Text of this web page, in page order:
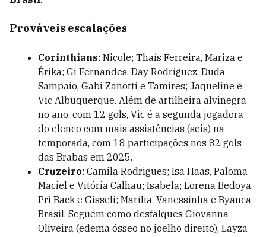
Prováveis escalações
Corinthians: Nicole; Thaís Ferreira, Mariza e
Érika; Gi Fernandes, Day Rodríguez, Duda
Sampaio, Gabi Zanotti e Tamires; Jaqueline e
Vic Albuquerque. Além de artilheira alvinegra
no ano, com 12 gols, Vic é a segunda jogadora
do elenco com mais assistências (seis) na
temporada, com 18 participações nos 82 gols
das Brabas em 2025.
Cruzeiro: Camila Rodrigues; Isa Haas, Paloma
Maciel e Vitória Calhau; Isabela; Lorena Bedoya,
Pri Back e Gisseli; Marília, Vanessinha e Byanca
Brasil. Seguem como desfalques Giovanna
Oliveira (edema ósseo no joelho direito), Layza